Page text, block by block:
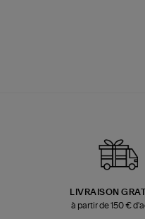
LIVRAISON
à partir de 150 €